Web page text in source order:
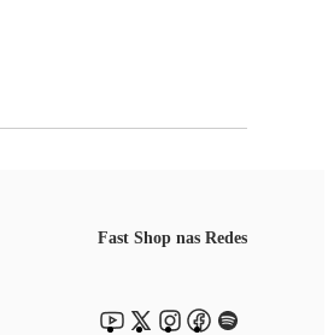
Fast Shop nas Redes